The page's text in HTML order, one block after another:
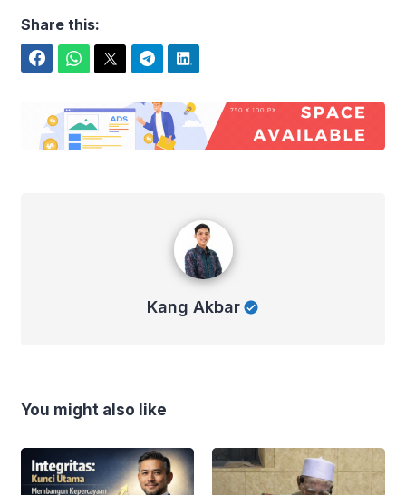
Share this:
Kang Akbar
You might also like